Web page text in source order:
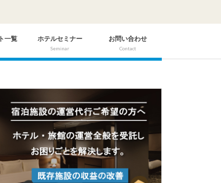
一覧 ホテルセミナー
Seminar
お問い合わせ
Contact